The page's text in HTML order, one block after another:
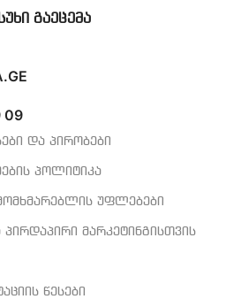
გაეცემა
09
და პირობები
პოლიტიკა
უფლებები
პირდაპირი მარკეტინგისთვის
წესები